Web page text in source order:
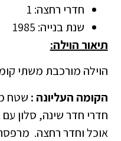
חדרי רחצה: 1
שנת בנייה: 1985
תיאור הוילה:
הוילה מורכבת משתי
הקומה העליונה :
חדרי חדר שינה, סלון